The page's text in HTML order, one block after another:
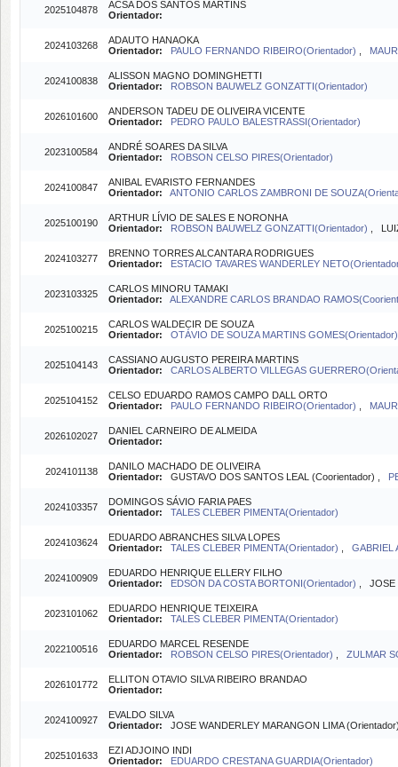
2025104878
ACSA DOS SANTOS MARTINS
Orientador:
2024103268
ADAUTO HANAOKA
Orientador:
PAULO FERNANDO RIBEIRO(Orientador)
2024100838
ALISSON MAGNO DOMINGHETTI
Orientador:
ROBSON BAUWELZ GONZATTI(Orientador)
2026101600
ANDERSON TADEU DE OLIVEIRA VICENTE
Orientador:
PEDRO PAULO BALESTRASSI(Orientador)
2023100584
ANDRÉ SOARES DA SILVA
Orientador:
ROBSON CELSO PIRES(Orientador)
2024100847
ANIBAL EVARISTO FERNANDES
Orientador:
ANTONIO CARLOS ZAMBRONI DE
2025100190
ARTHUR LÍVIO DE SALES E NORONHA
Orientador:
ROBSON BAUWELZ GONZATTI(Orientador) ,
2024103277
BRENNO TORRES ALCANTARA RODRIGUES
Orientador:
ESTACIO TAVARES WANDERLEY
2023103325
CARLOS MINORU TAMAKI
Orientador:
ALEXANDRE CARLOS BRANDAO
2025100215
CARLOS WALDECIR DE SOUZA
Orientador:
OTÁVIO DE SOUZA MARTINS GOMES(Orientador)
2025104143
CASSIANO AUGUSTO PEREIRA MARTINS
Orientador:
CARLOS ALBERTO VILLEGAS
2025104152
CELSO EDUARDO RAMOS CAMPO DALL ORTO
Orientador:
PAULO FERNANDO RIBEIRO(Orientador)
2026102027
DANIEL CARNEIRO DE ALMEIDA
Orientador:
2024101138
DANILO MACHADO DE OLIVEIRA
Orientador: GUSTAVO DOS SANTOS LEAL (Coorientador) ,
2024103357
DOMINGOS SÁVIO FARIA PAES
Orientador:
TALES CLEBER PIMENTA(Orientador)
2024103624
EDUARDO ABRANCHES SILVA LOPES
Orientador:
TALES CLEBER PIMENTA(Orientador) GABRIEL
2024100909
EDUARDO HENRIQUE ELLERY FILHO
Orientador:
EDSON DA COSTA BORTONI(Orientador) , JOSE
2023101062
EDUARDO HENRIQUE TEIXEIRA
Orientador:
TALES CLEBER PIMENTA(Orientador)
2022100516
EDUARDO MARCEL RESENDE
Orientador:
ROBSON CELSO PIRES(Orientador) ZULMAR
2026101772
ELLITON OTAVIO SILVA RIBEIRO BRANDAO
Orientador:
2024100927
EVALDO SILVA
Orientador: JOSE WANDERLEY MARANGON LIMA
2025101633
EZI ADJOINO INDI
Orientador:
EDUARDO CRESTANA GUARDIA(Orientador)